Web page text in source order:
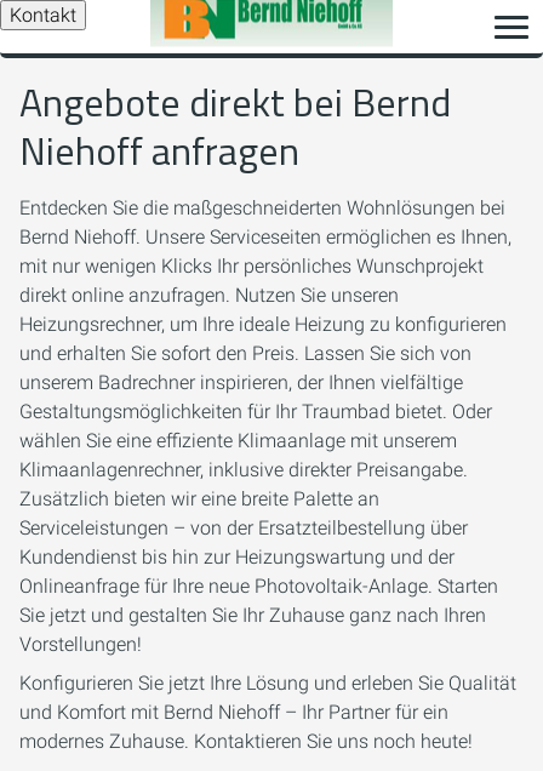
Kontakt
Angebote direkt bei Bernd
Niehoff anfragen
Entdecken Sie die maßgeschneiderten Wohnlösungen bei
Bernd Niehoff. Unsere Serviceseiten ermöglichen es Ihnen,
mit nur wenigen Klicks Ihr persönliches Wunschprojekt
direkt online anzufragen. Nutzen Sie unseren
Heizungsrechner, um Ihre ideale Heizung zu konfigurieren
und erhalten Sie sofort den Preis. Lassen Sie sich von
unserem Badrechner inspirieren, der Ihnen vielfältige
Gestaltungsmöglichkeiten für Ihr Traumbad bietet. Oder
wählen Sie eine effiziente Klimaanlage mit unserem
Klimaanlagenrechner, inklusive direkter Preisangabe.
Zusätzlich bieten wir eine breite Palette an
Serviceleistungen – von der Ersatzteilbestellung über
Kundendienst bis hin zur Heizungswartung und der
Onlineanfrage für Ihre neue Photovoltaik-Anlage. Starten
Sie jetzt und gestalten Sie Ihr Zuhause ganz nach Ihren
Vorstellungen!
Konfigurieren Sie jetzt Ihre Lösung und erleben Sie Qualität
und Komfort mit Bernd Niehoff – Ihr Partner für ein
modernes Zuhause. Kontaktieren Sie uns noch heute!